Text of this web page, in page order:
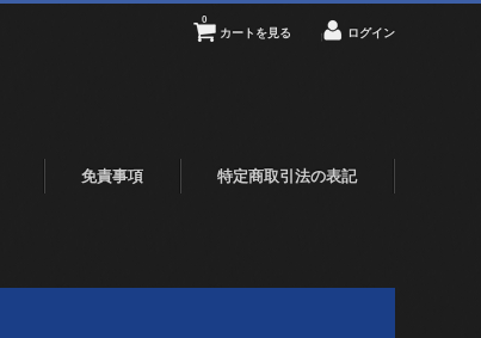
カートを見る
0
ログイン
免責事項 特定商取引法の表記